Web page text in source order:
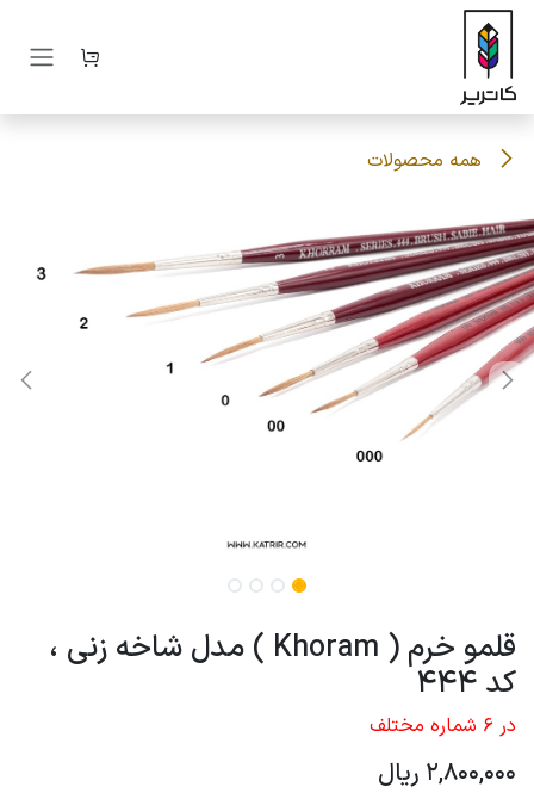
صرف نظر و مشاهده محتوا
همه محصولات
قلمو خرم ( Khoram ) مدل شاخه زنی ،
کد 444
در 6 شماره مختلف
2,800,000 ریال